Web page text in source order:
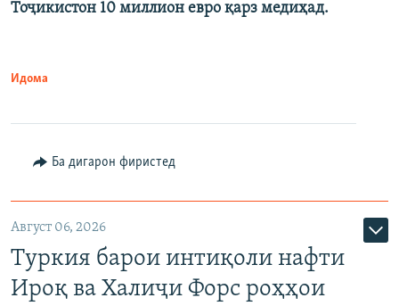
Тоҷикистон 10 миллион евро қарз медиҳад.
Идома
Ба дигарон фиристед
Август 06, 2026
Туркия барои интиқоли нафти
Ироқ ва Халиҷи Форс роҳҳои